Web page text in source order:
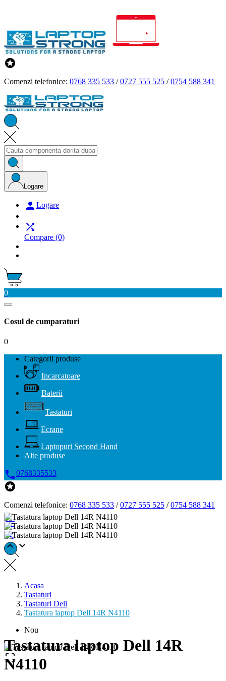

Comenzi telefonice: 0768 335 533 /0727 555 525 /0754 588 341
Logare
 Logare

Compare (0)
0
Cosul de cumparaturi
0
Categorii produse
Incarcatoare
Baterii
Tastaturi
Ecrane
Laptopuri Second Hand
Alte produse
0768335533

Comenzi telefonice: 0768 335 533 /0727 555 525 /0754 588 341


Acasa
Tastaturi
Tastaturi Dell
Tastatura laptop Dell 14R N4110
Nou


Tastatura laptop Dell 14R
N4110